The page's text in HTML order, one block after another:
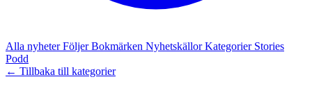
Alla nyheterFöljerBokmärken NyhetskällorKategorier Stories
Podd
← Tillbaka till kategorier